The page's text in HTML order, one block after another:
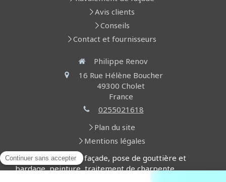
Avis clients
Conseils
Contact et fournisseurs
Philippe Renov
16 Rue Hélène Boucher
49300 Cholet
France
0255021618
Plan du site
Mentions légales
Nettoyage toiture, façade, pose de gouttière et
bardage, peinture, traitement de charpente,